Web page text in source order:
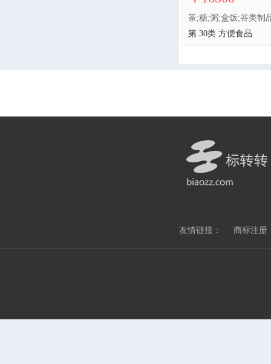
第 30类 方便食品
友情链接： 商标注册